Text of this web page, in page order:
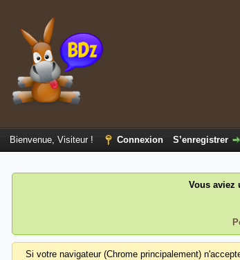
Bienvenue, Visiteur ! Connexion S’enregistrer
Vous aviez
Si votre navigateur (Chrome principalement)